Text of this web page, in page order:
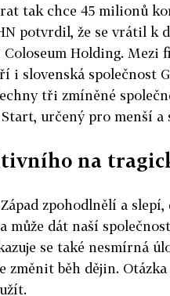
tak chce 45 milionů
potvrdil, že se vrátil k
Holding. Mezi
i slovenská společnost
tři zmíněné
určený pro menší
na
zpohodlnělí a
může dát naší
se také nesmírná
změnit běh dějin.